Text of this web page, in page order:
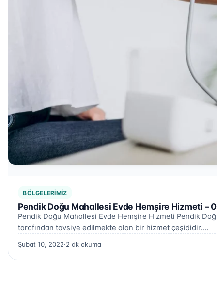
BÖLGELERIMIZ
Pendik Doğu Mahallesi Evde Hemşire Hizmeti –
Pendik Doğu Mahallesi Evde Hemşire Hizmeti Pendik
tarafından tavsiye edilmekte olan bir hizmet çeşididir.…
Şubat 10, 2022·2 dk okuma